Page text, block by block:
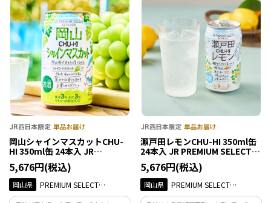
岡山シャインマスカットCHU-
HI 350ml缶 24本入 JR
PREMIUM SELECT SETOUCHI
5,676円(税込)
岡山県
PREMIUM SELECT
SETOUCHI
瀬戸田レモンCHU-HI 350ml缶
24本入 JR PREMIUM SELECT
SETOUCHI
5,676円(税込)
岡山県
PREMIUM SELECT
SETOUCHI